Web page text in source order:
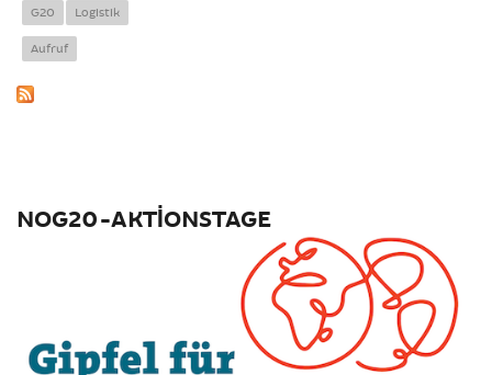
G20 Logistik
Aufruf
NOG20-AKTIONSTAGE